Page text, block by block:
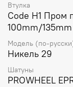
Втулка
Code H1 Пром
100mm/
Модель (по-
Никель 29
Шатуны
PROWHEEL